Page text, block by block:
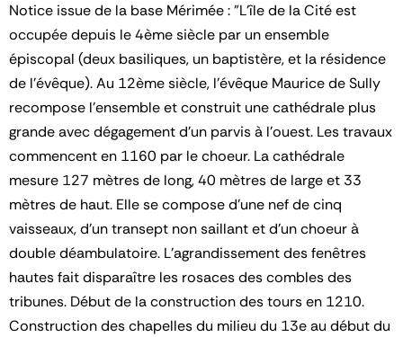
Notice issue de la base Mérimée : "L'île de la Cité est
occupée depuis le 4ème siècle par un ensemble
épiscopal (deux basiliques, un baptistère, et la résidence
de l'évêque). Au 12ème siècle, l'évêque Maurice de Sully
recompose l'ensemble et construit une cathédrale plus
grande avec dégagement d'un parvis à l'ouest. Les travaux
commencent en 1160 par le choeur. La cathédrale
mesure 127 mètres de long, 40 mètres de large et 33
mètres de haut. Elle se compose d'une nef de cinq
vaisseaux, d'un transept non saillant et d'un choeur à
double déambulatoire. L'agrandissement des fenêtres
hautes fait disparaître les rosaces des combles des
tribunes. Début de la construction des tours en 1210.
Construction des chapelles du milieu du 13e au début du